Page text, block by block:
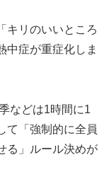
キリのいいところ
中症が重症化しま
などは1時間に1
て「強制的に全員
る」ルール決めが